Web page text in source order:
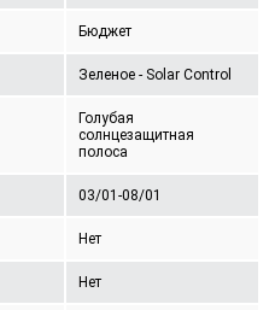
Бюджет
Зеленое - Solar Control
Голубая
солнцезащитная
полоса
03/01-08/01
Нет
Нет